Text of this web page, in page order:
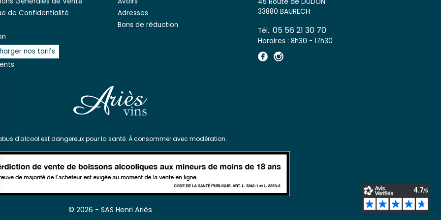
de Confidentialité
nos tarifs
Adresses
Bons de réduction
33880 BAURECH
Tél.: 05 56 21 30 70
Horaires : 8h30 - 17h30
d'alcool est dangereux pour la santé. À consommer avec modération.
© 2026 - SAS Henri Ariès
de confidentialité, en garantissant la conformité avec les réglementations. Personnalisez vos préférences pour